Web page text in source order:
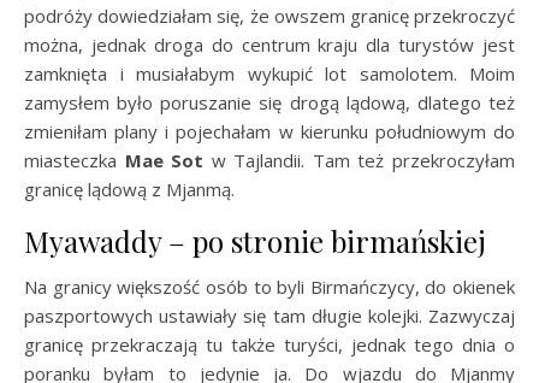
podróży dowiedziałam się, że owszem granicę przekroczyć
można, jednak droga do centrum kraju dla turystów jest
zamknięta i musiałabym wykupić lot samolotem. Moim
zamysłem było poruszanie się drogą lądową, dlatego też
zmieniłam plany i pojechałam w kierunku południowym do
miasteczka Mae Sot w Tajlandii. Tam też przekroczyłam
granicę lądową z Mjanmą.
Myawaddy – po stronie birmańskiej
Na granicy większość osób to byli Birmańczycy, do okienek
paszportowych ustawiały się tam długie kolejki. Zazwyczaj
granicę przekraczają tu także turyści, jednak tego dnia o
poranku byłam to jedynie ja. Do wjazdu do Mjanmy